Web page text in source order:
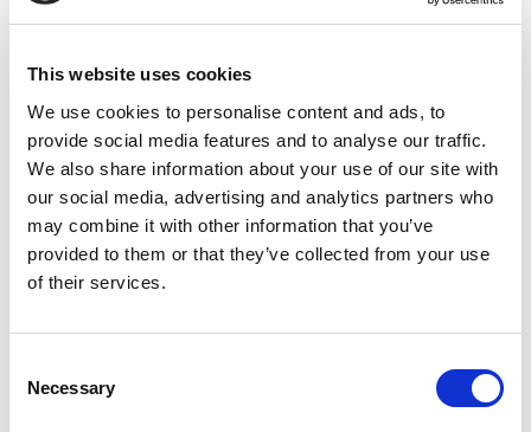
This website uses cookies
We use cookies to personalise content and ads, to
provide social media features and to analyse our traffic.
We also share information about your use of our site with
our social media, advertising and analytics partners who
may combine it with other information that you’ve
provided to them or that they’ve collected from your use
of their services.
Selection
Necessary
ライトポイントを選ぶ理由
– IQgig-5G
ライトポイントは、 5G ミリ波 –IQgig-5G用の最初で唯
一の完全統合型テスト ソリューションを提供していま
す。他のテスト ソリューションは、複数のボックスやケ
次のように、ライトポイントはミリ波 5G テストをリー